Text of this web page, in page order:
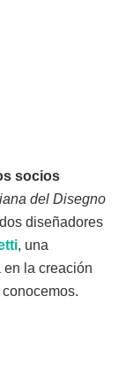
socios
del Disegno
diseñadores
, una
la creación